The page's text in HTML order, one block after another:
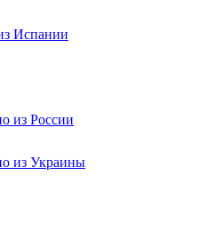
Испании
из России
из Украины